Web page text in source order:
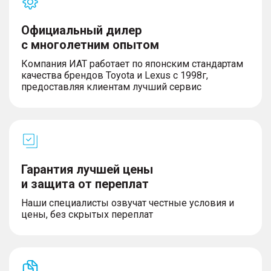
Официальный дилер
с многолетним опытом
Компания ИАТ работает по японским стандартам
качества брендов Toyota и Lexus с 1998г,
предоставляя клиентам лучший сервис
Гарантия лучшей цены
и защита от переплат
Наши специалисты озвучат честные условия и
цены, без скрытых переплат